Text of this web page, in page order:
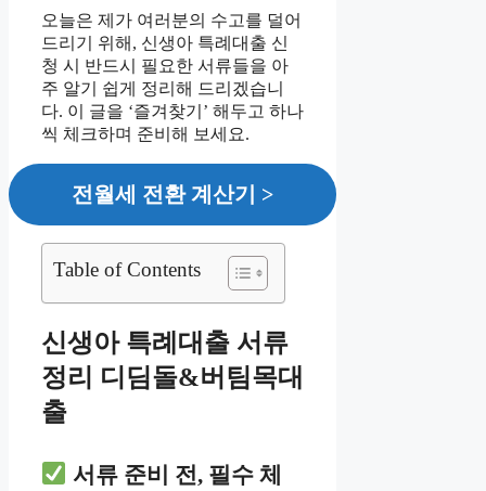
오늘은 제가 여러분의 수고를 덜어
드리기 위해, 신생아 특례대출 신
청 시 반드시 필요한 서류들을 아
주 알기 쉽게 정리해 드리겠습니
다. 이 글을 ‘즐겨찾기’ 해두고 하나
씩 체크하며 준비해 보세요.
전월세 전환 계산기 >
Table of Contents
신생아 특례대출 서류
정리 디딤돌&버팀목대
출
서류 준비 전, 필수 체